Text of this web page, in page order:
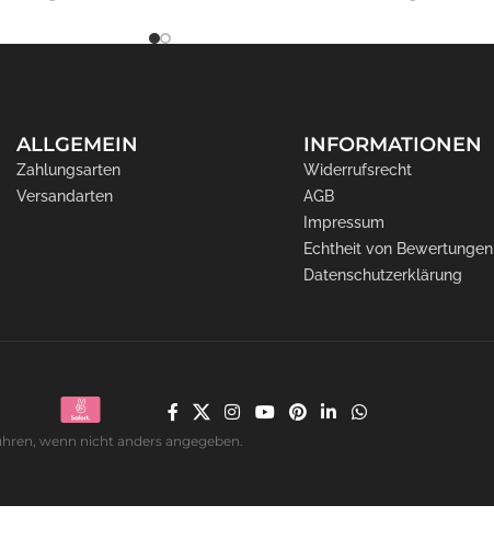
ALLGEMEIN
Zahlungsarten
Versandarten
INFORMATIONEN
Widerrufsrecht
AGB
Impressum
Echtheit von Bewertungen
Datenschutzerklärung
wenn nicht anders angegeben.